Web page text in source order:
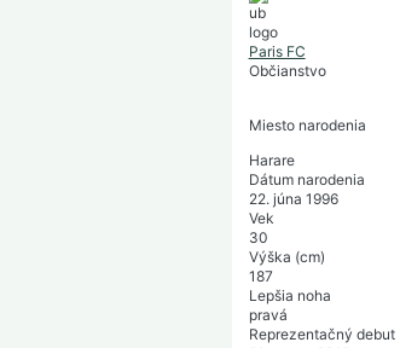
Paris FC
Občianstvo
Miesto narodenia
Harare
Dátum narodenia
22. júna 1996
Vek
30
Výška (cm)
187
Lepšia noha
pravá
Reprezentačný debut